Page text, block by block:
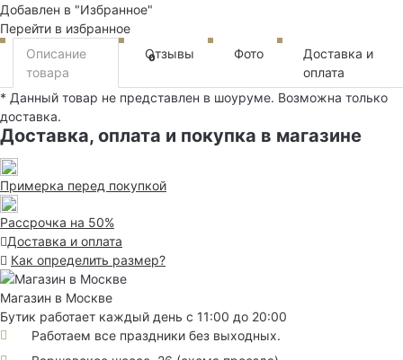
Добавлен в "Избранное"
Перейти в избранное
Описание
товара
Отзывы
0 Фото
Доставка и
оплата
* Данный товар не представлен в шоуруме. Возможна только
доставка.
Доставка, оплата и покупка в магазине
Примерка перед покупкой
Рассрочка на 50%
Доставка и оплата
Как определить размер?
Магазин в Москве
Бутик работает каждый день с 11:00 до 20:00
Работаем все праздники без выходных.